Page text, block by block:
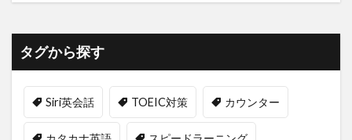
タグから探す
Siri英会話 TOEIC対策 カウンター